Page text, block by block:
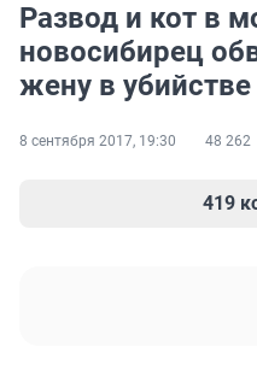
Развод и кот в
новосибирец
жену в
8 сентября 2017, 19:30 48 262
419